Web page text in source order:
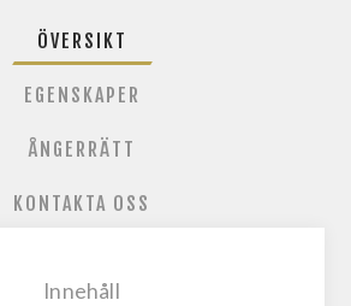
ÖVERSIKT
EGENSKAPER
ÅNGERRÄTT
KONTAKTA OSS
Innehåll